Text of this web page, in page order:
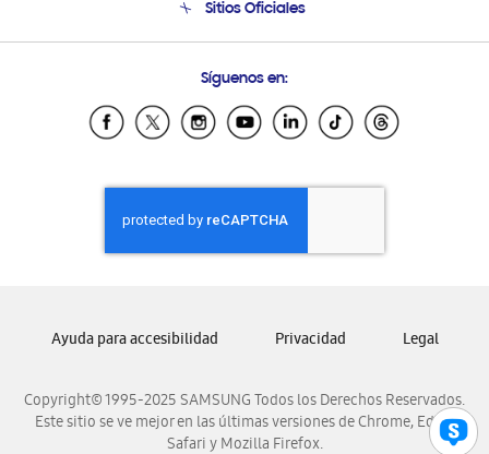
Condiciones de Compra
Soporte vía eMail
Sitios Oficiales
Samsung Ecuador
Samsung El Salvador
Samsung Honduras
Samsung Nicaragua
Samsung Panamá
Samsung Venezuela
Síguenos en:
Copyright© 1995-2025 SAMSUNG Todos los Derechos Reservados.
Este sitio se ve mejor en las últimas versiones de Chrome, Edge,
Safari y Mozilla Firefox.
Ayuda para accesibilidad Privacidad Legal